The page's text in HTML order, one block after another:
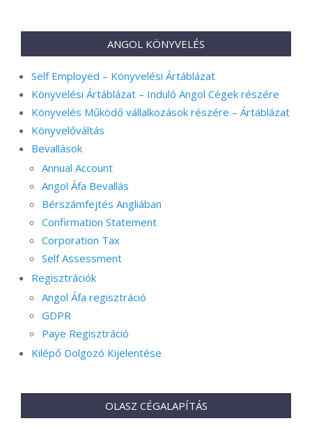
ANGOL KÖNYVELÉS
Self Employed – Könyvelési Ártáblázat
Könyvelési Ártáblázat – Induló Angol Cégek részére
Könyvelés Működő vállalkozások részére – Ártáblázat
Könyvelőváltás
Bevallások
Annual Account
Angol Áfa Bevallás
Bérszámfejtés Angliában
Confirmation Statement
Corporation Tax
Self Assessment
Regisztrációk
Angol Áfa regisztráció
GDPR
Paye Regisztráció
Kilépő Dolgozó Kijelentése
OLASZ CÉGALAPÍTÁS